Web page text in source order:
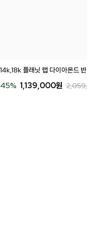
14k,18k 플래닛 랩 다이아몬드
45% 1,139,000원